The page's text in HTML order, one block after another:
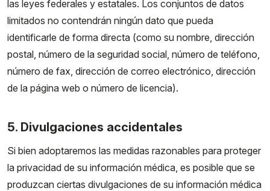
las leyes federales y estatales. Los conjuntos de datos
limitados no contendrán ningún dato que pueda
identificarle de forma directa (como su nombre, dirección
postal, número de la seguridad social, número de teléfono,
número de fax, dirección de correo electrónico, dirección
de la página web o número de licencia).
5. Divulgaciones accidentales
Si bien adoptaremos las medidas razonables para proteger
la privacidad de su información médica, es posible que se
produzcan ciertas divulgaciones de su información médica